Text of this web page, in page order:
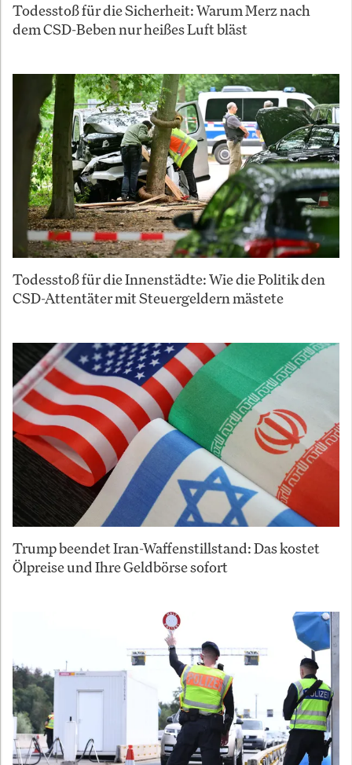
Todesstoß für die Sicherheit: Warum Merz nach
dem CSD-Beben nur heißes Luft bläst
Todesstoß für die Innenstädte: Wie die Politik den
CSD-Attentäter mit Steuergeldern mästete
Trump beendet Iran-Waffenstillstand: Das kostet
Ölpreise und Ihre Geldbörse sofort